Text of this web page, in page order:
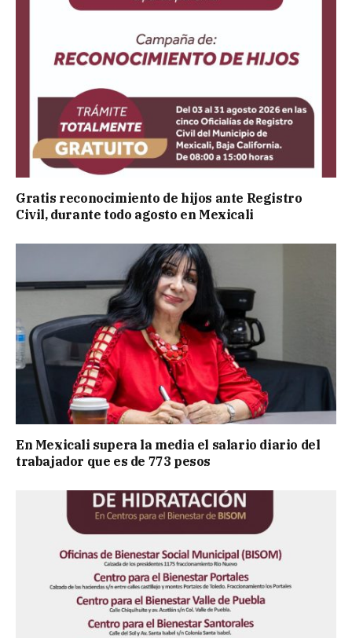
Gratis reconocimiento de hijos ante Registro
Civil, durante todo agosto en Mexicali
En Mexicali supera la media el salario diario del
trabajador que es de 773 pesos